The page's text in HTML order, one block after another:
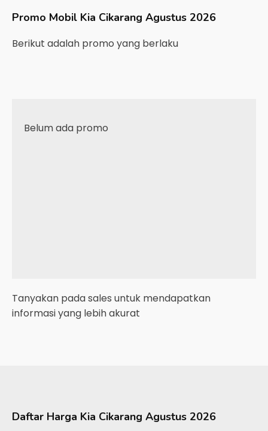
Promo Mobil Kia Cikarang Agustus 2026
Berikut adalah promo yang berlaku
Belum ada promo
Tanyakan pada sales untuk mendapatkan
informasi yang lebih akurat
Daftar Harga Kia Cikarang Agustus 2026